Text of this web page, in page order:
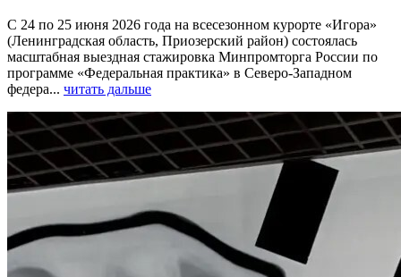
С 24 по 25 июня 2026 года на всесезонном курорте «Игора»
(Ленинградская область, Приозерский район) состоялась
масштабная выездная стажировка Минпромторга России по
программе «Федеральная практика» в Северо-Западном
федера... читать дальше